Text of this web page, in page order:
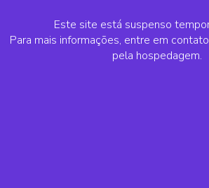
Este site está suspenso
Para mais informações, entre em
pela hospedagem.